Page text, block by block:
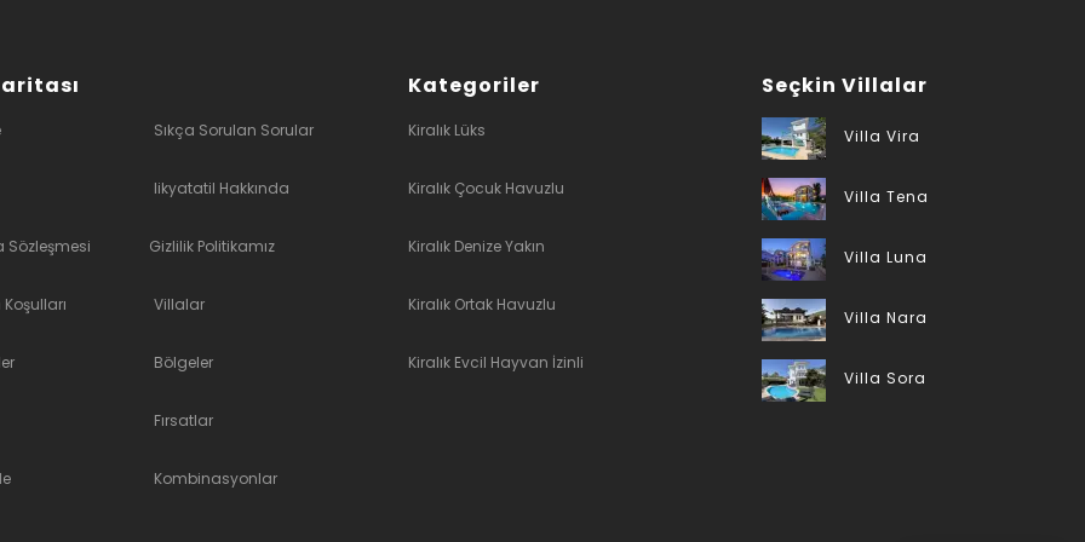
Sıkça Sorulan Sorular
likyatatil Hakkında
Sözleşmesi Gizlilik Politikamız
Villalar
Bölgeler
Fırsatlar
Kombinasyonlar
Kategoriler
Kiralık Lüks
Kiralık Çocuk Havuzlu
Kiralık Denize Yakın
Kiralık Ortak Havuzlu
Kiralık Evcil Hayvan İzinli
Seçkin Villalar
Villa Vira
Villa Tena
Villa Luna
Villa Nara
Villa Sora